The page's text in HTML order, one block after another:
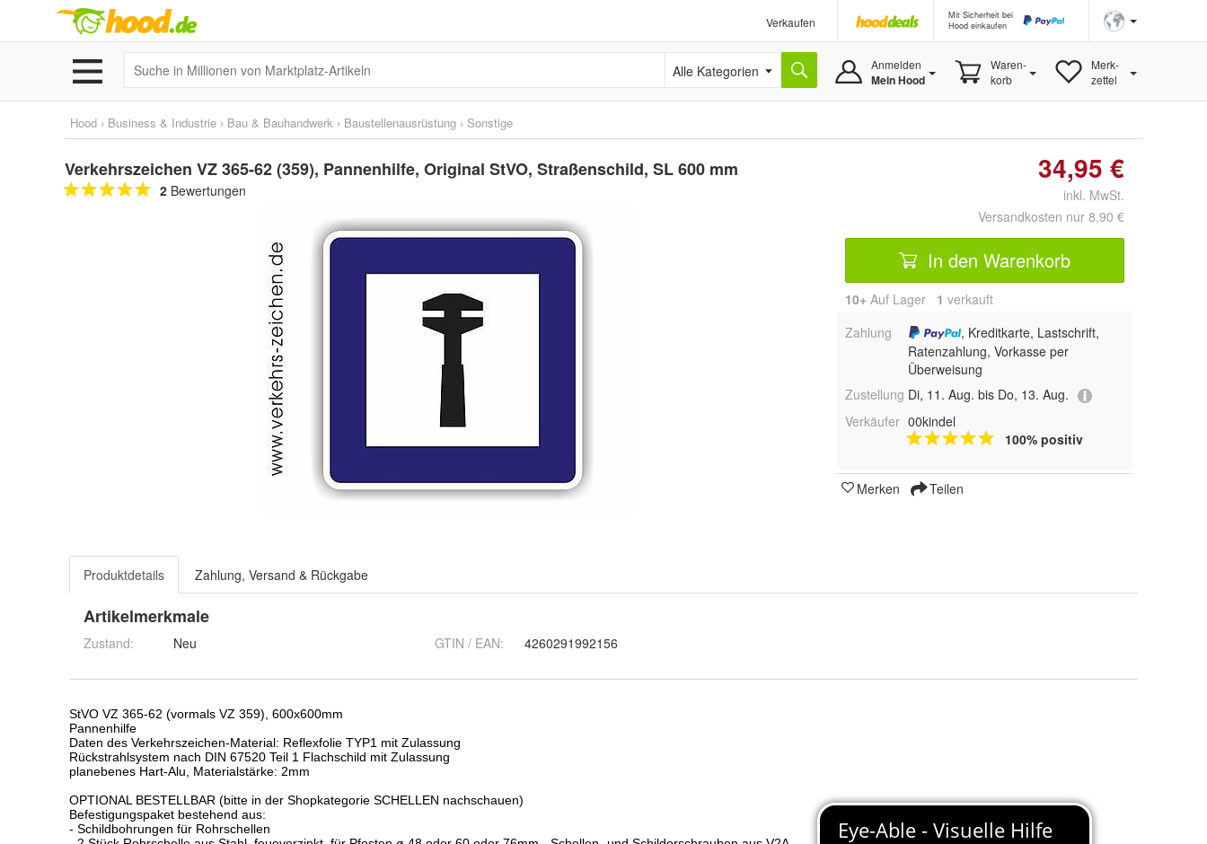
Verkaufen
Mit Sicherheit bei
Hood einkaufen
Alle Kategorien Anmelden
Mein Hood
Waren-
korb
Merk-
zettel
Hood › Business & Industrie › Bau & Bauhandwerk › Baustellenausrüstung › Sonstige
Verkehrszeichen VZ 365-62 (359), Pannenhilfe, Original StVO, Straßenschild, SL 600 mm
2 Bewertungen
34,95 €
inkl. MwSt.
Versandkosten nur 8,90 €
In den Warenkorb
10+ Auf Lager 1 verkauft
Zahlung
, Kreditkarte, Lastschrift,
Ratenzahlung, Vorkasse per
Überweisung
Zustellung Di, 11. Aug. bis Do, 13. Aug.
Verkäufer 00kindel
100% positiv
Merken Teilen
Produktdetails Zahlung, Versand & Rückgabe
Artikelmerkmale
Zustand: Neu GTIN / EAN: 4260291992156